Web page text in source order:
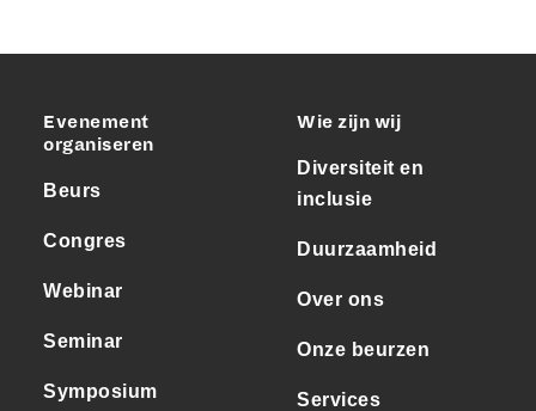
Evenement
organiseren
Beurs
Congres
Webinar
Seminar
Symposium
Wie zijn wij
Diversiteit en
inclusie
Duurzaamheid
Over ons
Onze beurzen
Services